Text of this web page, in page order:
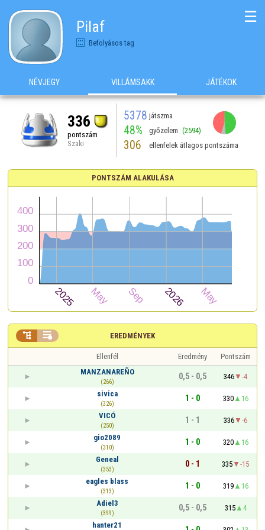
Pilaf
Befolyásos tag
☰
NÉVJEGY VILLÁMSAKK JÁTÉKOK
336
pontszám
Szaki
5378 játszma
48% győzelem (2594)
306 ellenfelek átlagos pontszáma
PONTSZÁM ALAKULÁSA
EREDMÉNYEK
 
Ellenfél Eredmény
Pontszám
MANZANAREÑO
(266)
0,5 - 0,5 346
-4
sivica
(326)
1 - 0 330
16
VICÓ
(250)
1 - 1 336
-6
gio2089
(310)
1 - 0 320
16
Geneal
(353)
0 - 1 335
-15
eagles blass
(313)
1 - 0 319
16
Adiel3
(399)
0,5 - 0,5 315
4
hanter21